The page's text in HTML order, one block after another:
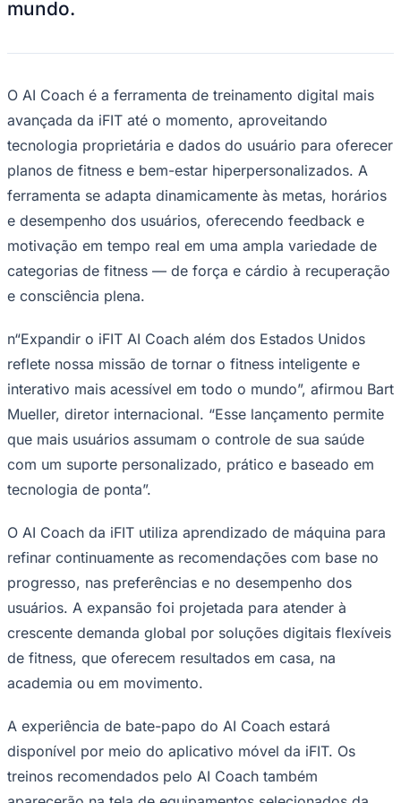
Ceará
Goiás
A iFIT Inc., líder global em fitness
conectado e conteúdo interativo,
anunciou hoje a expansão do seu iFIT AI
Coach(beta) para 19 países:Austrália,
Áustria, Bélgica, Canadá, Finlândia,
França, Alemanha, Irlanda, Itália,
Luxemburgo, México, Países Baixos, Nova
Zelândia, Noruega, Portugal, Espanha,
Suécia, Suíça e Reino Unido. Esta
expansão estratégica leva a tecnologia de
fitness inteligente e personalizada da iFIT
a mais atletas em todas as partes do
mundo.
O AI Coach é a ferramenta de treinamento digital mais
tecnologia proprietária e dados do usuário para oferecer
planos de fitness e bem-estar hiperpersonalizados. A
ferramenta se adapta dinamicamente às metas, horários
e desempenho dos usuários, oferecendo feedback e
motivação em tempo real em uma ampla variedade de
categorias de fitness — de força e cárdio à recuperação
e consciência plena.
n“Expandir o iFIT AI Coach além dos Estados Unidos
reflete nossa missão de tornar o fitness inteligente e
interativo mais acessível em todo o mundo”, afirmou Bart